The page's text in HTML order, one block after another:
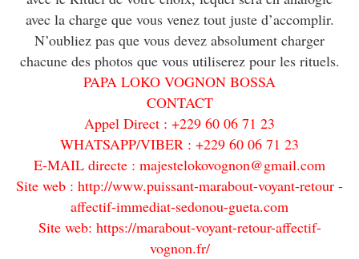
avec la charge que vous venez tout juste d’accomplir.
N’oubliez pas que vous devez absolument charger
chacune des photos que vous utiliserez pour les rituels.
PAPA LOKO VOGNON BOSSA
CONTACT
Appel Direct : +229 60 06 71 23
WHATSAPP/VIBER : +229 60 06 71 23
E-MAIL directe : majestelokovognon@gmail.com
Site web : http://www.puissant-marabout-voyant-retour -
affectif-immediat-sedonou-gueta.com
Site web: https://marabout-voyant-retour-affectif-
vognon.fr/